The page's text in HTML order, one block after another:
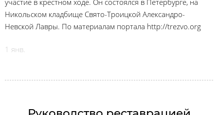
участие в крестном ходе. Он состоялся в Петербурге, на
Никольском кладбище Свято-Троицкой Александро-
Невской Лавры. По материалам портала http://trezvo.org
1 янв.